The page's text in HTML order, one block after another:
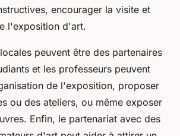
encourager la visite et
l'exposition d'art.
peuvent être des partenaires
et les professeurs peuvent
de l'exposition, proposer
ou des ateliers, ou même exposer
. Enfin, le partenariat avec des